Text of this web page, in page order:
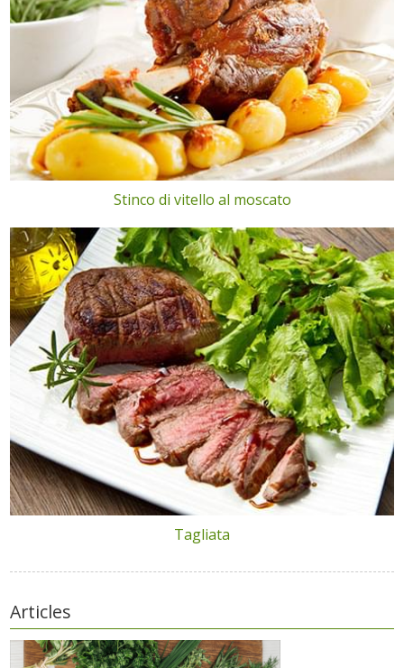
Stinco di vitello al moscato
Tagliata
Articles